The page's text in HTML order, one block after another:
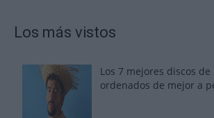
Los más vistos
Los 7 mejores discos de
ordenados de mejor a